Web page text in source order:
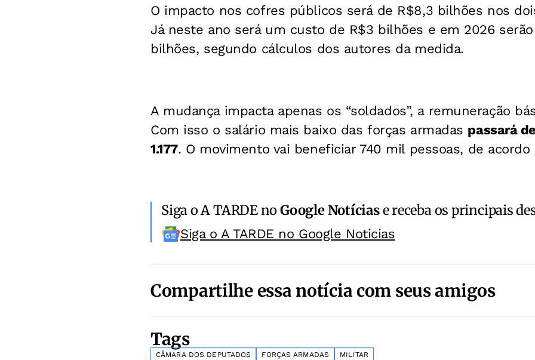
O impacto nos cofres públicos será de R$8,3 bilhões nos
Já neste ano será um custo de R$3 bilhões e em 2026
bilhões, segundo cálculos dos autores da medida.
A mudança impacta apenas os “soldados”, a remuneração
Com isso o salário mais baixo das forças armadas passará
1.177. O movimento vai beneficiar 740 mil pessoas, de
Siga o A TARDE noGoogle Notíciase receba os principais
Siga o A TARDE no Google Noticias
Compartilhe essa notícia com seus amigos
Tags
CÂMARA DOS DEPUTADOS FORÇAS ARMADAS MILITAR